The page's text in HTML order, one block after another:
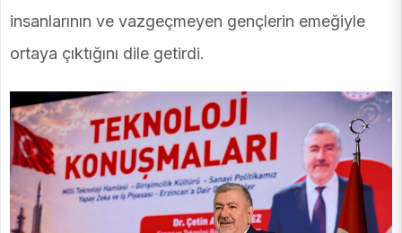
insanlarının ve vazgeçmeyen gençlerin emeğiyle
ortaya çıktığını dile getirdi.